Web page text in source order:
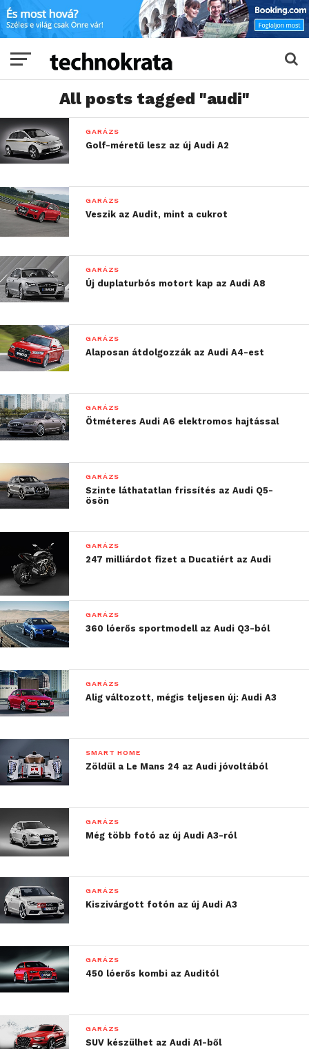
All posts tagged "audi"
GARÁZS
Golf-méretű lesz az új Audi A2
GARÁZS
Veszik az Audit, mint a cukrot
GARÁZS
Új duplaturbós motort kap az Audi A8
GARÁZS
Alaposan átdolgozzák az Audi A4-est
GARÁZS
Ötméteres Audi A6 elektromos hajtással
GARÁZS
Szinte láthatatlan frissítés az Audi Q5-
ösön
GARÁZS
247 milliárdot fizet a Ducatiért az Audi
GARÁZS
360 lóerős sportmodell az Audi Q3-ból
GARÁZS
Alig változott, mégis teljesen új: Audi A3
SMART HOME
Zöldül a Le Mans 24 az Audi jóvoltából
GARÁZS
Még több fotó az új Audi A3-ról
GARÁZS
Kiszivárgott fotón az új Audi A3
GARÁZS
450 lóerős kombi az Auditól
GARÁZS
SUV készülhet az Audi A1-ből